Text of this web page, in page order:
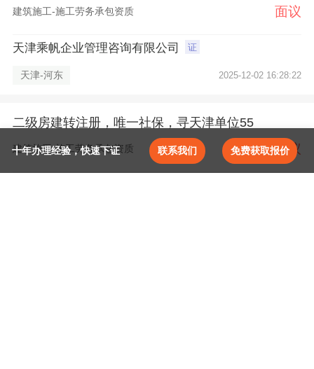
建筑施工-施工劳务承包资质 面议
天津乘帆企业管理咨询有限公司 证
天津-河东 2025-12-02 16:28:22
二级房建转注册，唯一社保，寻天津单位55
建筑施工-施工劳务承包资质 面议
十年办理经验，快速下证 免费获取报价
联系我们